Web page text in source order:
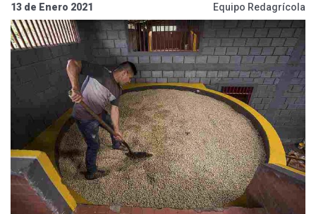
13 de Enero 2021 Equipo Redagrícola